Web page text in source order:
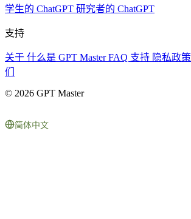
学生的 ChatGPT 研究者的 ChatGPT
支持
关于 什么是 GPT MasterFAQ 支持 隐私政策
们
© 2026 GPT Master
简体中文